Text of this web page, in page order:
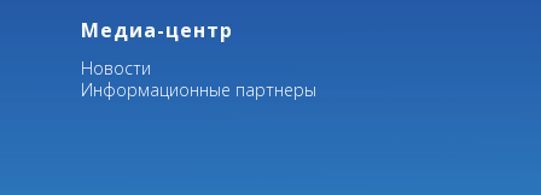
самых активно развивающихся
Медиа-центр
Новости
Информационные партнеры